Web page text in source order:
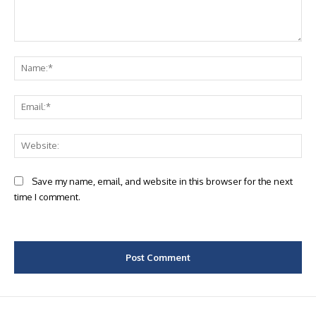
Save my name, email, and website in this browser for the next
time I comment.